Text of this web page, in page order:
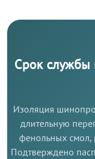
Срок службы
Изоляция
длительную
фенольных смол,
Подтверждено